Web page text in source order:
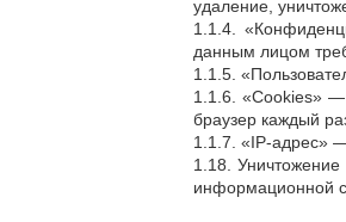
удаление,
1.1.4.
данным лицом
1.1.5.
1.1.6. «Cookies» —
браузер каждый
1.1.7. «IP-адрес»
1.18.
информационной